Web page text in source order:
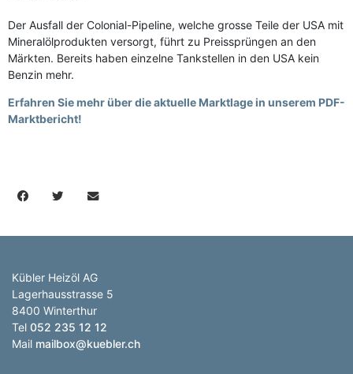
Der Ausfall der Colonial-Pipeline, welche grosse Teile der USA mit
Mineralölprodukten versorgt, führt zu Preissprüngen an den
Märkten. Bereits haben einzelne Tankstellen in den USA kein
Benzin mehr.
Erfahren Sie mehr über die aktuelle Marktlage in unserem PDF-
Marktbericht!
Kübler Heizöl AG
Lagerhausstrasse 5
8400 Winterthur
Tel 052 235 12 12
Mail mailbox@kuebler.ch